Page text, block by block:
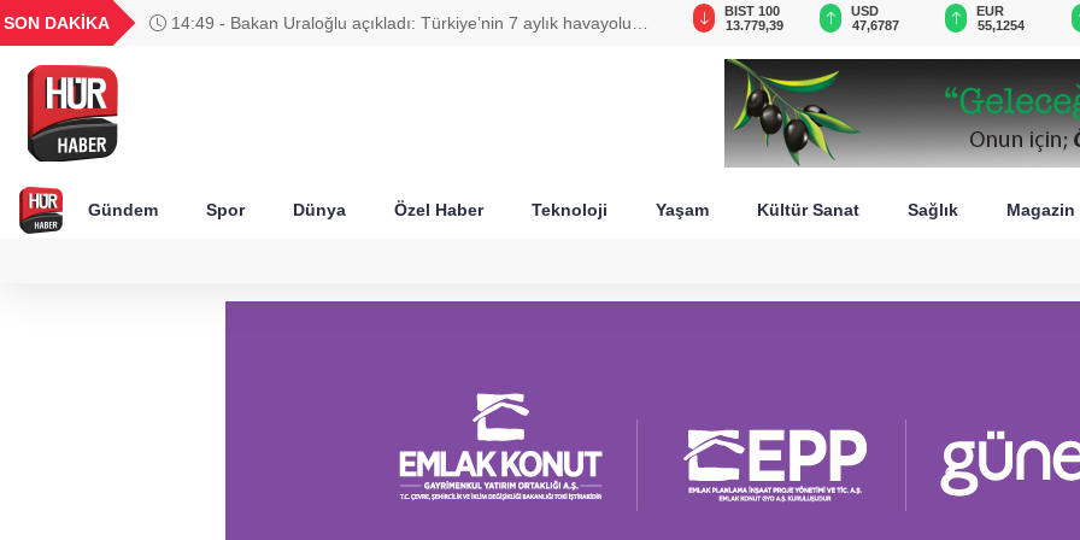
SON DAKİKA
14:49 - Bakan Uraloğlu açıkladı: Türkiye’nin 7 aylık havayolu
GEL
18,2677
16,3788
27,9743
0,0018
6.660,55
BIST 100
13.779,39
USD
47,6787
EUR
55,1254
Gündem Spor Dünya Özel Haber Teknoloji Yaşam Kültür Sanat Sağlık Magazin